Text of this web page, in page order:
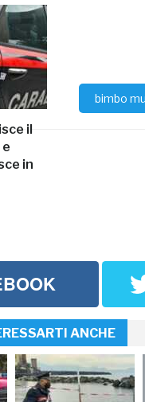
il
in
bimbo
ANCHE